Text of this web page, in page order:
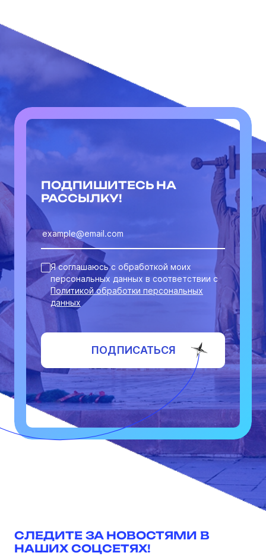
СЛЕДИТЕ ЗА НОВОСТЯМИ В
НАШИХ СОЦСЕТЯХ!
ПОДПИШИТЕСЬ НА
РАССЫЛКУ!
Я соглашаюсь с обработкой моих
персональных данных в соответствии с
Политикой обработки персональных
данных
ПОДПИСАТЬСЯ